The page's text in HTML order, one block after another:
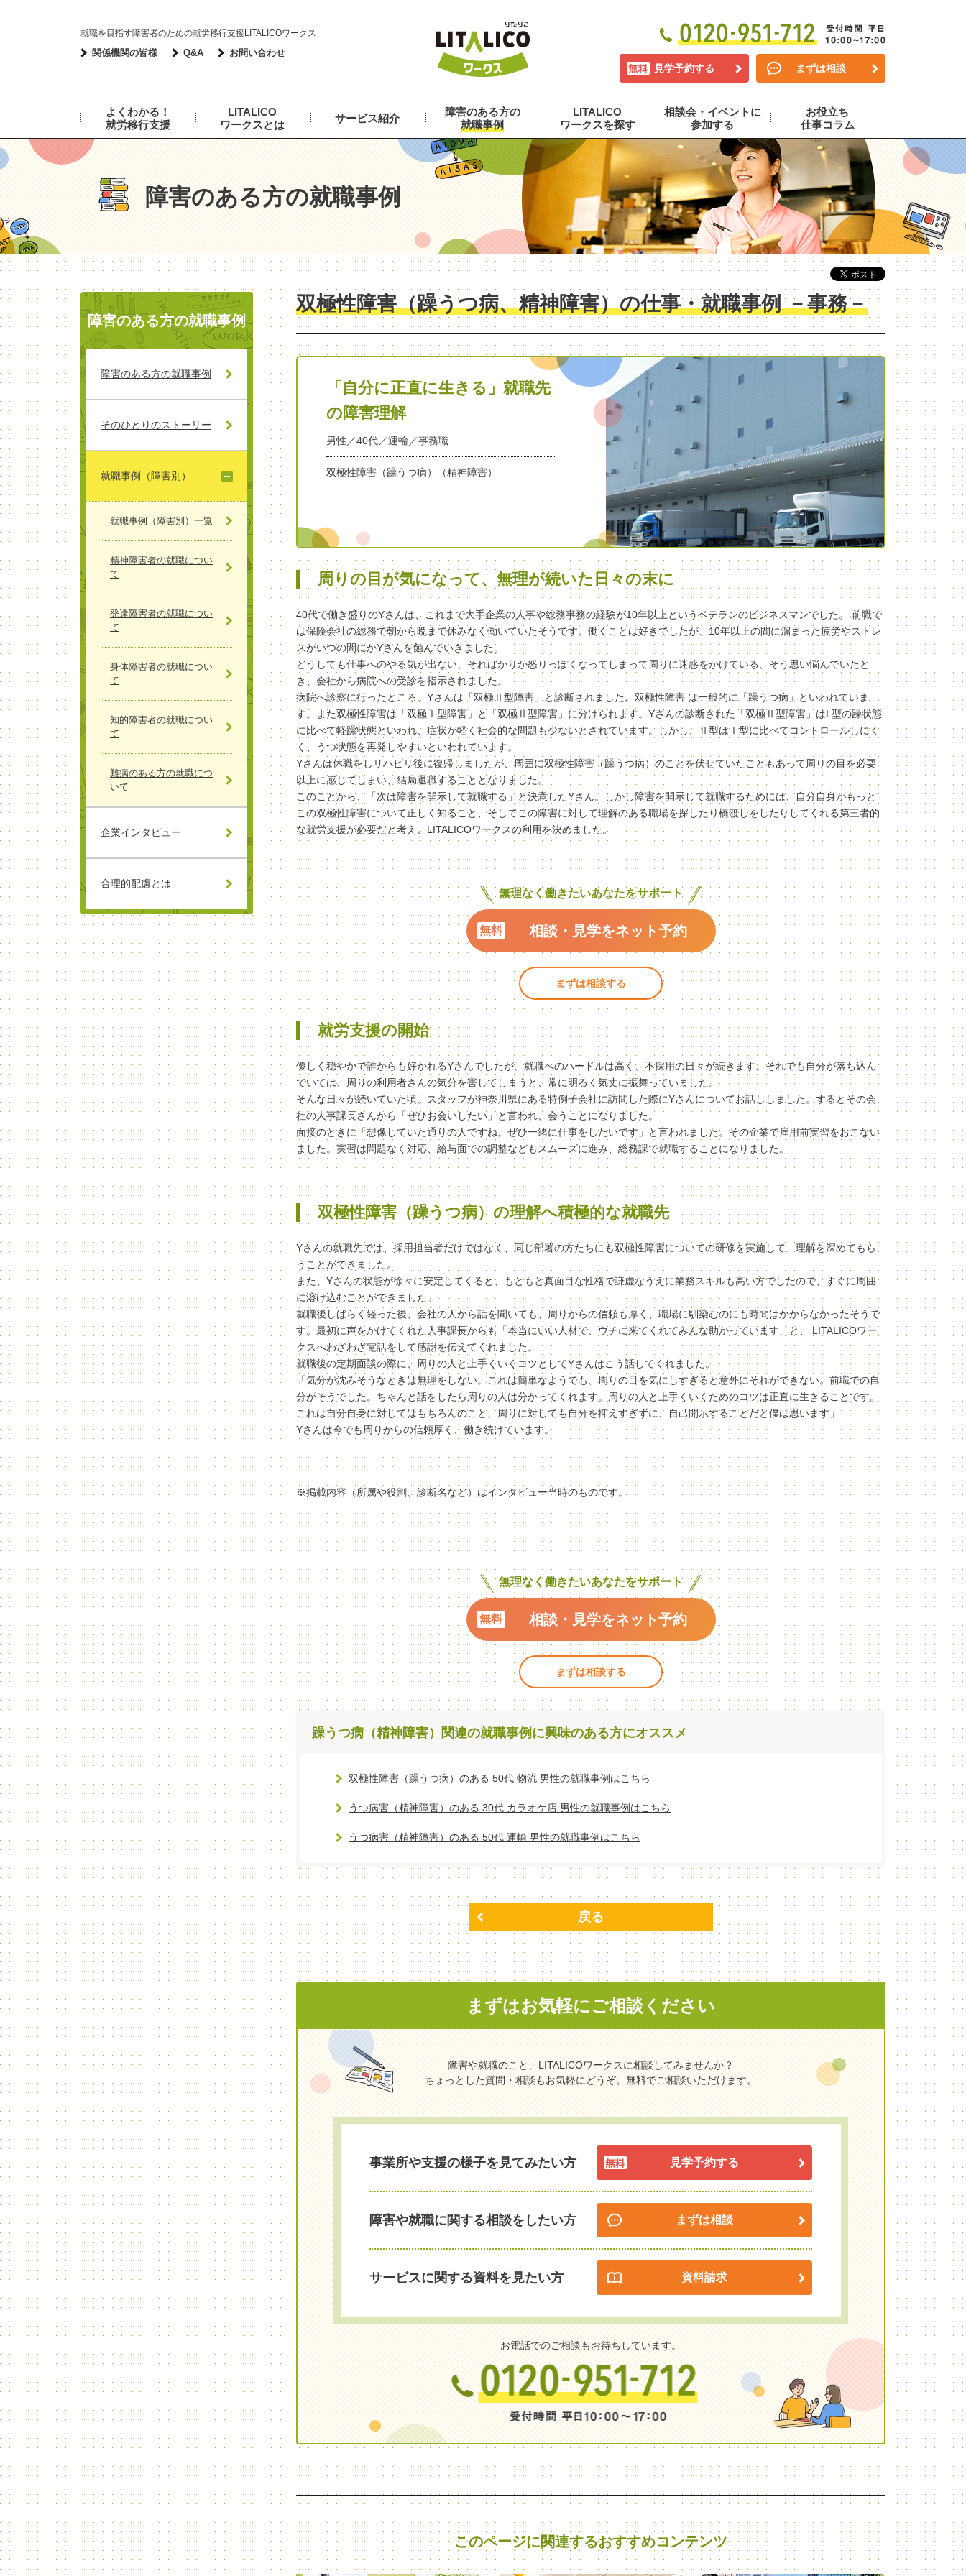
就職を目指す障害者のための就労移行支援LITALICOワークス
関係機関の皆様 Q&A お問い合わせ
見学予約する まずは相談
よくわかる！
就労移行支援
LITALICO
ワークスとは
サービス紹介
障害のある方の
就職事例
LITALICO
ワークスを探す
相談会・イベントに
参加する
お役立ち
仕事コラム
障害のある方の就職事例
双極性障害（躁うつ病、精神障害）の仕事・就職事例 －事務－
「自分に正直に生きる」就職先
の障害理解
男性／40代／運輸／事務職
双極性障害（躁うつ病）（精神障害）
周りの目が気になって、無理が続いた日々の末に
40代で働き盛りのYさんは、これまで大手企業の人事や総務事務の経験が10年以上というベテランのビジネスマンでした。 前職で
は保険会社の総務で朝から晩まで休みなく働いていたそうです。働くことは好きでしたが、10年以上の間に溜まった疲労やストレ
スがいつの間にかYさんを蝕んでいきました。
どうしても仕事へのやる気が出ない、そればかりか怒りっぽくなってしまって周りに迷惑をかけている、そう思い悩んでいたと
き、会社から病院への受診を指示されました。
病院へ診察に行ったところ、Yさんは「双極Ⅱ型障害」と診断されました。双極性障害 は一般的に「躁うつ病」といわれていま
す。また双極性障害は「双極Ⅰ型障害」と「双極Ⅱ型障害」に分けられます。Yさんの診断された「双極Ⅱ型障害」はI 型の躁状態
に比べて軽躁状態といわれ、症状が軽く社会的な問題も少ないとされています。しかし、Ⅱ型はⅠ型に比べてコントロールしにく
く、うつ状態を再発しやすいといわれています。
Yさんは休職をしリハビリ後に復帰しましたが、周囲に双極性障害（躁うつ病）のことを伏せていたこともあって周りの目を必要
以上に感じてしまい、結局退職することとなりました。
このことから、「次は障害を開示して就職する」と決意したYさん。しかし障害を開示して就職するためには、自分自身がもっと
この双極性障害について正しく知ること、そしてこの障害に対して理解のある職場を探したり橋渡しをしたりしてくれる第三者的
な就労支援が必要だと考え、LITALICOワークスの利用を決めました。
無理なく働きたいあなたをサポート
相談・見学をネット予約
まずは相談する
就労支援の開始
優しく穏やかで誰からも好かれるYさんでしたが、就職へのハードルは高く、不採用の日々が続きます。それでも自分が落ち込ん
でいては、周りの利用者さんの気分を害してしまうと、常に明るく気丈に振舞っていました。
そんな日々が続いていた頃、スタッフが神奈川県にある特例子会社に訪問した際にYさんについてお話ししました。するとその会
社の人事課長さんから「ぜひお会いしたい」と言われ、会うことになりました。
面接のときに「想像していた通りの人ですね。ぜひ一緒に仕事をしたいです」と言われました。その企業で雇用前実習をおこない
ました。実習は問題なく対応、給与面での調整などもスムーズに進み、総務課で就職することになりました。
双極性障害（躁うつ病）の理解へ積極的な就職先
Yさんの就職先では、採用担当者だけではなく、同じ部署の方たちにも双極性障害についての研修を実施して、理解を深めてもら
うことができました。
また、Yさんの状態が徐々に安定してくると、もともと真面目な性格で謙虚なうえに業務スキルも高い方でしたので、すぐに周囲
に溶け込むことができました。
就職後しばらく経った後、会社の人から話を聞いても、周りからの信頼も厚く、職場に馴染むのにも時間はかからなかったそうで
す。最初に声をかけてくれた人事課長からも「本当にいい人材で、ウチに来てくれてみんな助かっています」と、 LITALICOワー
クスへわざわざ電話をして感謝を伝えてくれました。
就職後の定期面談の際に、周りの人と上手くいくコツとしてYさんはこう話してくれました。
「気分が沈みそうなときは無理をしない。これは簡単なようでも、周りの目を気にしすぎると意外にそれができない。前職での自
分がそうでした。ちゃんと話をしたら周りの人は分かってくれます。周りの人と上手くいくためのコツは正直に生きることです。
これは自分自身に対してはもちろんのこと、周りに対しても自分を抑えすぎずに、自己開示することだと僕は思います」
Yさんは今でも周りからの信頼厚く、働き続けています。
※掲載内容（所属や役割、診断名など）はインタビュー当時のものです。
無理なく働きたいあなたをサポート
相談・見学をネット予約
まずは相談する
躁うつ病（精神障害）関連の就職事例に興味のある方にオススメ
双極性障害（躁うつ病）のある 50代 物流 男性の就職事例はこちら
うつ病害（精神障害）のある 30代 カラオケ店 男性の就職事例はこちら
うつ病害（精神障害）のある 50代 運輸 男性の就職事例はこちら
戻る
まずはお気軽にご相談ください
障害や就職のこと、LITALICOワークスに相談してみませんか？
ちょっとした質問・相談もお気軽にどうぞ。無料でご相談いただけます。
事業所や支援の様子を見てみたい方 見学予約する
障害や就職に関する相談をしたい方 まずは相談
サービスに関する資料を見たい方 資料請求
お電話でのご相談もお待ちしています。
このページに関連するおすすめコンテンツ
障害のある方の就職事例
障害のある方の就職事例
そのひとりのストーリー
就職事例（障害別）
就職事例（障害別）一覧
精神障害者の就職につい
て
発達障害者の就職につい
て
身体障害者の就職につい
て
知的障害者の就職につい
て
難病のある方の就職につ
いて
企業インタビュー
合理的配慮とは